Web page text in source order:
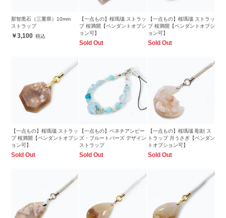
那智黒石（三重県）10mm
ストラップ
3,100
【一点もの】桜瑪瑙 ストラッ
プ 桜満開【ペンダントオプシ
ョン可】
Sold Out
【一点もの】桜瑪瑙 ストラッ
プ 桜満開【ペンダントオプシ
ョン可】
Sold Out
【一点もの】桜瑪瑙 ストラッ
プ 桜満開【ペンダントオプシ
ョン可】
Sold Out
【一点もの】ベネチアンビー
ズ・ブルートパーズ デザイン
ストラップ
Sold Out
【一点もの】桜瑪瑙 彫刻 ス
トラップ 月うさぎ【ペンダン
トオプション可】
Sold Out